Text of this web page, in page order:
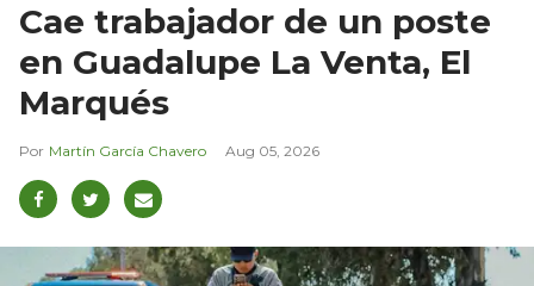
Cae trabajador de un poste
en Guadalupe La Venta, El
Marqués
Martín García Chavero Aug 05, 2026